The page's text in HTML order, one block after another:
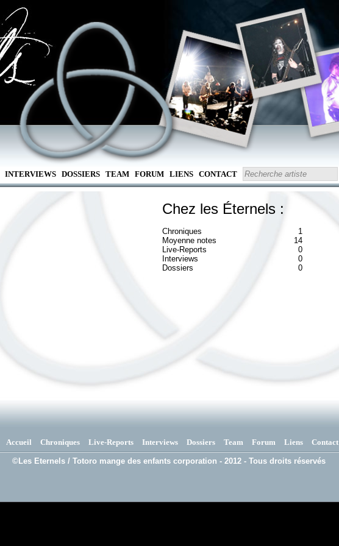
INTERVIEWS DOSSIERS TEAM FORUM LIENS CONTACT
Chez les Éternels :
Chroniques
1
Moyenne notes
14
Live-Reports
0
Interviews
0
Dossiers
0
Accueil Chroniques Live-Reports Interviews Dossiers Team Forum Liens Contact
©Les Eternels / Totoro mange des enfants corporation - 2012 - Tous droits réservés